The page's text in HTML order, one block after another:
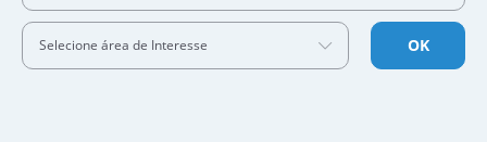
Selecione área de Interesse OK